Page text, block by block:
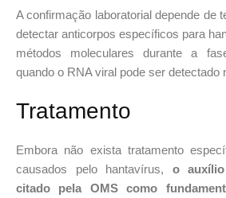
A confirmação laboratorial depende de
detectar anticorpos específicos para
métodos moleculares durante a
quando o RNA viral pode ser detectado
Tratamento
Embora não exista tratamento
causados pelo hantavírus, o
citado pela OMS como